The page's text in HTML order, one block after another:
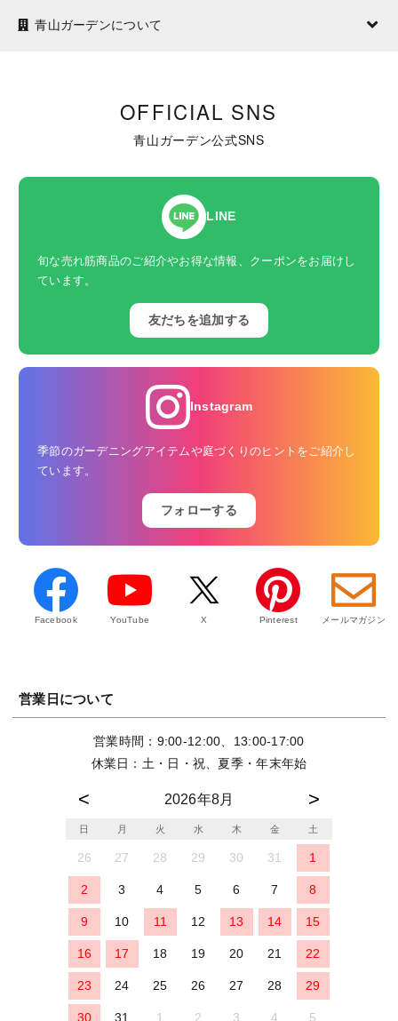
青山ガーデンについて
OFFICIAL SNS
青山ガーデン公式SNS
LINE
旬な売れ筋商品のご紹介やお得な情報、クーポンをお届けし
ています。
友だちを追加する
Instagram
季節のガーデニングアイテムや庭づくりのヒントをご紹介し
ています。
フォローする
Facebook YouTube X Pinterest メールマガジン
営業日について
営業時間：9:00-12:00、13:00-17:00
休業日：土・日・祝、夏季・年末年始
2026年8月
日 月 火 水 木 金 土
26 27 28 29 30 31 1
2 3 4 5 6 7 8
9 10 11 12 13 14 15
16 17 18 19 20 21 22
23 24 25 26 27 28 29
30 31 1 2 3 4 5